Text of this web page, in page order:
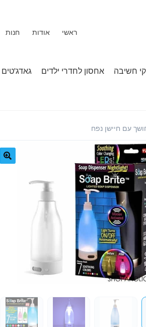
ראשי אודות חנות
חשיבה אחסון לחדרי ילדים גאדג'טים
עם חיישן נפח